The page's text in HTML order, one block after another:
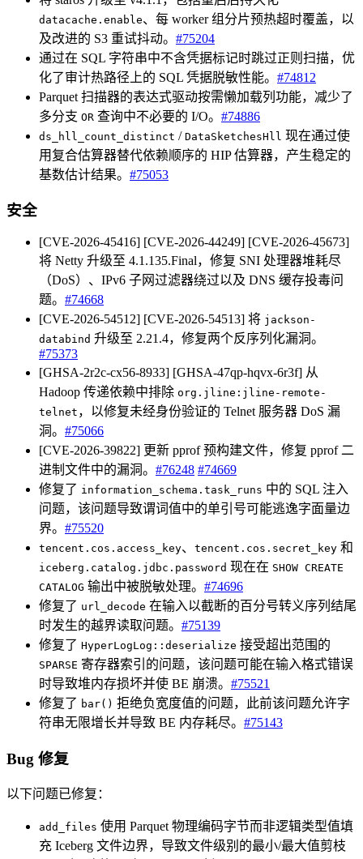
datacache.enable、每 worker 组分片预热超时覆盖，以
及改进的 S3 重试抖动。 #75204
通过在 SQL 字符串中不含凭据标记时跳过正则扫描，优
化了审计热路径上的 SQL 凭据脱敏性能。 #74812
Parquet 扫描器的表达式驱动按需懒加载列功能，减少了
多分支 OR 查询中不必要的 I/O。 #74886
ds_hll_count_distinct / DataSketchesHll 现在通过使
用复合估算器替代依赖顺序的 HIP 估算器，产生稳定的
基数估计结果。 #75053
安全
[CVE-2026-45416] [CVE-2026-44249] [CVE-2026-45673]
将 Netty 升级至 4.1.135.Final，修复 SNI 处理器堆耗尽
（DoS）、IPv6 子网过滤器绕过以及 DNS 缓存投毒问
题。 #74668
[CVE-2026-54512] [CVE-2026-54513] 将 jackson-
databind 升级至 2.21.4，修复两个反序列化漏洞。
#75373
[GHSA-2r2c-cx56-8933] [GHSA-47qp-hqvx-6r3f] 从
Hadoop 传递依赖中排除 org.jline:jline-remote-
telnet ，以修复未经身份验证的 Telnet 服务器 DoS 漏
洞。 #75066
[CVE-2026-39822] 更新 pprof 预构建文件，修复 pprof 二
进制文件中的漏洞。 #76248 #74669
修复了 information_schema.task_runs 中的 SQL 注入
问题，该问题导致谓词值中的单引号可能逃逸字面量边
界。 #75520
tencent.cos.access_key、 tencent.cos.secret_key 和
iceberg.catalog.jdbc.password 现在在 SHOW CREATE
CATALOG 输出中被脱敏处理。 #74696
修复了 url_decode 在输入以截断的百分号转义序列结尾
时发生的越界读取问题。 #75139
修复了 HyperLogLog::deserialize 接受超出范围的
SPARSE 寄存器索引的问题，该问题可能在输入格式错误
时导致堆内存损坏并使 BE 崩溃。 #75521
修复了 bar() 拒绝负宽度值的问题，此前该问题允许字
符串无限增长并导致 BE 内存耗尽。 #75143
Bug 修复
以下问题已修复：
add_files 使用 Parquet 物理编码字节而非逻辑类型值填
充 Iceberg 文件边界，导致文件级别的最小/最大值剪枝